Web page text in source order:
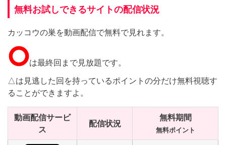
無料お試しできるサイトの配信状況
カッコウの巣を動画配信で無料で見れます。
⭘は最終回まで見放題です。
△は見逃した回を持っているポイントの分だけ無料視聴す
ることができますよ。
動画配信サービ
ス
配信状況
無料期間
無料ポイント